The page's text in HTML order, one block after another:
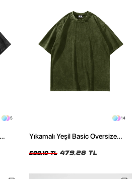
5 14
Yıkamalı Yeşil Basic Oversize
599,10 TL 479,28 TL